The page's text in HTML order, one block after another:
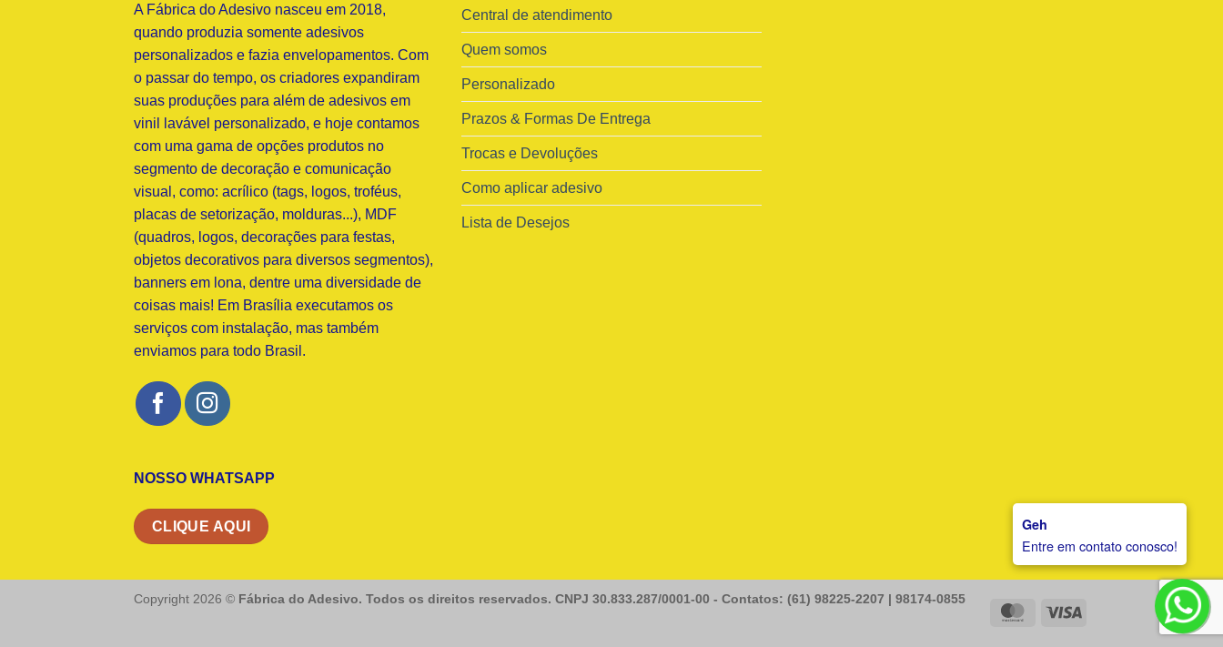
Geh
Entre em contato conosco!
A Fábrica do Adesivo nasceu em 2018,
quando produzia somente adesivos
personalizados e fazia envelopamentos. Com
o passar do tempo, os criadores expandiram
suas produções para além de adesivos em
vinil lavável personalizado, e hoje contamos
com uma gama de opções produtos no
segmento de decoração e comunicação
visual, como: acrílico (tags, logos, troféus,
placas de setorização, molduras...), MDF
(quadros, logos, decorações para festas,
objetos decorativos para diversos segmentos),
banners em lona, dentre uma diversidade de
coisas mais! Em Brasília executamos os
serviços com instalação, mas também
enviamos para todo Brasil.
NOSSO WHATSAPP
CLIQUE AQUI
Central de atendimento
Quem somos
Personalizado
Prazos & Formas De Entrega
Trocas e Devoluções
Como aplicar adesivo
Lista de Desejos
MasterCard
Copyright 2026 © Fábrica do Adesivo. Todos os direitos reservados. CNPJ 30.833.287/0001-00 - Contatos: (61) 98225-2207 | 98174-0855